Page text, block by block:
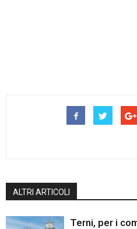
ALTRI ARTICOLI
Terni, per i